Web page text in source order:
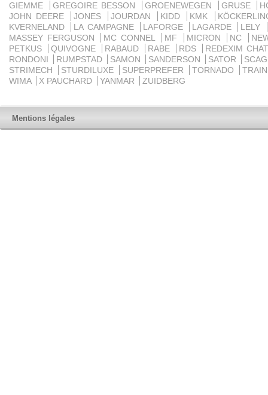
GIEMME
GREGOIRE BESSON GROENEWEGEN GRUSE
JOHN DEERE
JONES JOURDAN KIDD KMK
KVERNELAND
LA CAMPAGNE LAFORGE LAGARDE
LELY
MASSEY FERGUSON
MC CONNEL MF MICRON NC
PETKUS
QUIVOGNE RABAUD RABE RDS
REDEXIM
RONDONI
RUMPSTAD SAMON SANDERSON SATOR
STRIMECH
STURDILUXE SUPERPREFER TORNADO
WIMA
X PAUCHARD YANMAR ZUIDBERG
Mentions légales